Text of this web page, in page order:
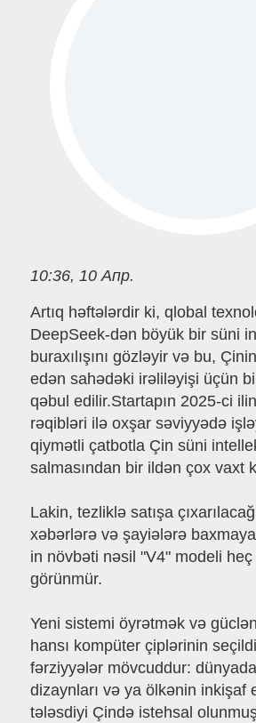
10:36, 10 Апр.
Artıq həftələrdir ki, qlobal
DeepSeek-dən böyük bir süni
buraxılışını gözləyir və bu,
edən sahədəki irəliləyişi üçün
qəbul edilir.Startapın 2025-ci
rəqibləri ilə oxşar səviyyədə
qiymətli çatbotla Çin süni
salmasından bir ildən çox vaxt
Lakin, tezliklə satışa
xəbərlərə və şayiələrə
in növbəti nəsil "V4" modeli
görünmür.
Yeni sistemi öyrətmək və
hansı kompüter çiplərinin
fərziyyələr mövcuddur: dünyada
dizaynları və ya ölkənin inkişaf
tələsdiyi Çində istehsal